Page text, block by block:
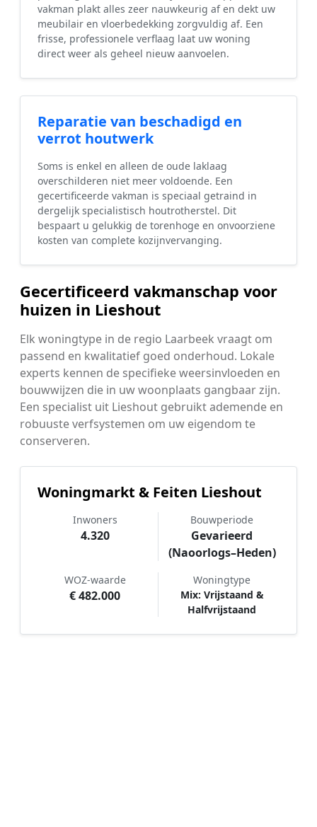
vakman plakt alles zeer nauwkeurig af en dekt uw
meubilair en vloerbedekking zorgvuldig af. Een
frisse, professionele verflaag laat uw woning
direct weer als geheel nieuw aanvoelen.
Reparatie van beschadigd en
verrot houtwerk
Soms is enkel en alleen de oude laklaag
overschilderen niet meer voldoende. Een
gecertificeerde vakman is speciaal getraind in
dergelijk specialistisch houtrotherstel. Dit
bespaart u gelukkig de torenhoge en onvoorziene
kosten van complete kozijnvervanging.
Gecertificeerd vakmanschap voor
huizen in Lieshout
Elk woningtype in de regio Laarbeek vraagt om
passend en kwalitatief goed onderhoud. Lokale
experts kennen de specifieke weersinvloeden en
bouwwijzen die in uw woonplaats gangbaar zijn.
Een specialist uit Lieshout gebruikt ademende en
robuuste verfsystemen om uw eigendom te
conserveren.
Woningmarkt & Feiten Lieshout
Inwoners
4.320
Bouwperiode
Gevarieerd
(Naoorlogs–Heden)
WOZ-waarde
€ 482.000
Woningtype
Mix: Vrijstaand &
Halfvrijstaand